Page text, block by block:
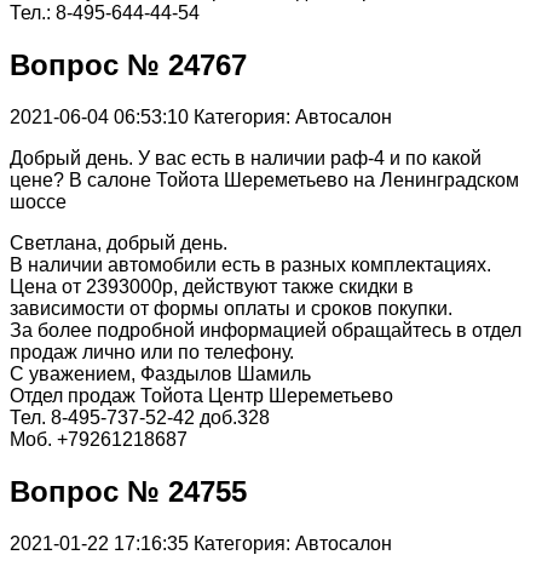
Тел.: 8-495-644-44-54
Вопрос № 24767
2021-06-04 06:53:10 Категория: Автосалон
Добрый день. У вас есть в наличии раф-4 и по какой
цене? В салоне Тойота Шереметьево на Ленинградском
шоссе
Светлана, добрый день.
В наличии автомобили есть в разных комплектациях.
Цена от 2393000р, действуют также скидки в
зависимости от формы оплаты и сроков покупки.
За более подробной информацией обращайтесь в отдел
продаж лично или по телефону.
С уважением, Фаздылов Шамиль
Отдел продаж Тойота Центр Шереметьево
Тел. 8-495-737-52-42 доб.328
Моб. +79261218687
Вопрос № 24755
2021-01-22 17:16:35 Категория: Автосалон